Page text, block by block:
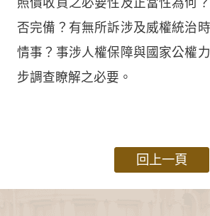
否完備？有無所訴涉及威權統治
情事？事涉人權保障與國家公權
步調查瞭解之必要。
回上一頁